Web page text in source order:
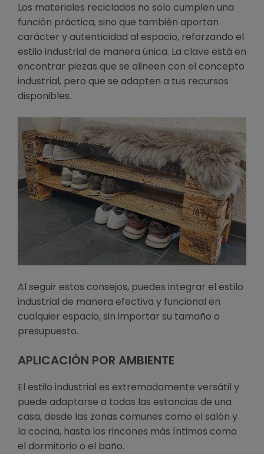
Los materiales reciclados no solo cumplen una
función práctica, sino que también aportan
carácter y autenticidad al espacio, reforzando el
estilo industrial de manera única. La clave está en
encontrar piezas que se alineen con el concepto
industrial, pero que se adapten a tus recursos
disponibles.
Al seguir estos consejos, puedes integrar el estilo
industrial de manera efectiva y funcional en
cualquier espacio, sin importar su tamaño o
presupuesto.
APLICACIÓN POR AMBIENTE
El estilo industrial es extremadamente versátil y
puede adaptarse a todas las estancias de una
casa, desde las zonas comunes como el salón y
la cocina, hasta los rincones más íntimos como
el dormitorio o el baño.